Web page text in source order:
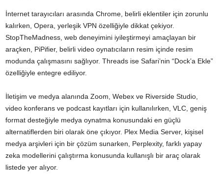
İnternet tarayıcıları arasında Chrome, belirli eklentiler için zorunlu
kalırken, Opera, yerleşik VPN özelliğiyle dikkat çekiyor.
StopTheMadness, web deneyimini iyileştirmeyi amaçlayan bir
araçken, PiPifier, belirli video oynatıcıların resim içinde resim
modunda çalışmasını sağlıyor. Threads ise Safari’nin “Dock’a Ekle”
özelliğiyle entegre ediliyor.
İletişim ve medya alanında Zoom, Webex ve Riverside Studio,
video konferans ve podcast kayıtları için kullanılırken, VLC, geniş
format desteğiyle medya oynatma konusundaki en güçlü
alternatiflerden biri olarak öne çıkıyor. Plex Media Server, kişisel
medya arşivleri için bir çözüm sunarken, Perplexity, farklı yapay
zeka modellerini çalıştırma konusunda kullanışlı bir araç olarak
listede yer alıyor.